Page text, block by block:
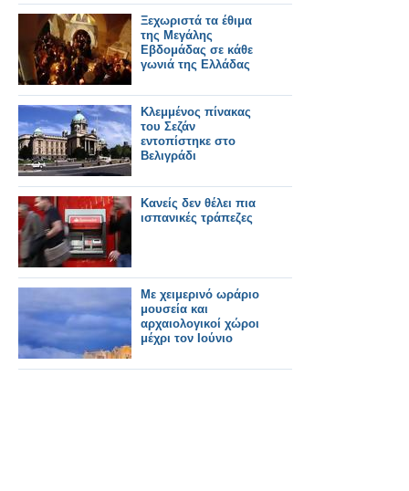
Ξεχωριστά τα έθιμα
της Μεγάλης
Εβδομάδας σε κάθε
γωνιά της Ελλάδας
Κλεμμένος πίνακας
του Σεζάν
εντοπίστηκε στο
Βελιγράδι
Κανείς δεν θέλει πια
ισπανικές τράπεζες
Με χειμερινό ωράριο
μουσεία και
αρχαιολογικοί χώροι
μέχρι τον Ιούνιο